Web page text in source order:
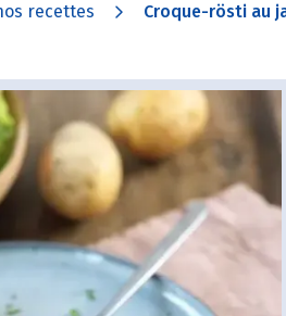
recettes Croque-rösti au